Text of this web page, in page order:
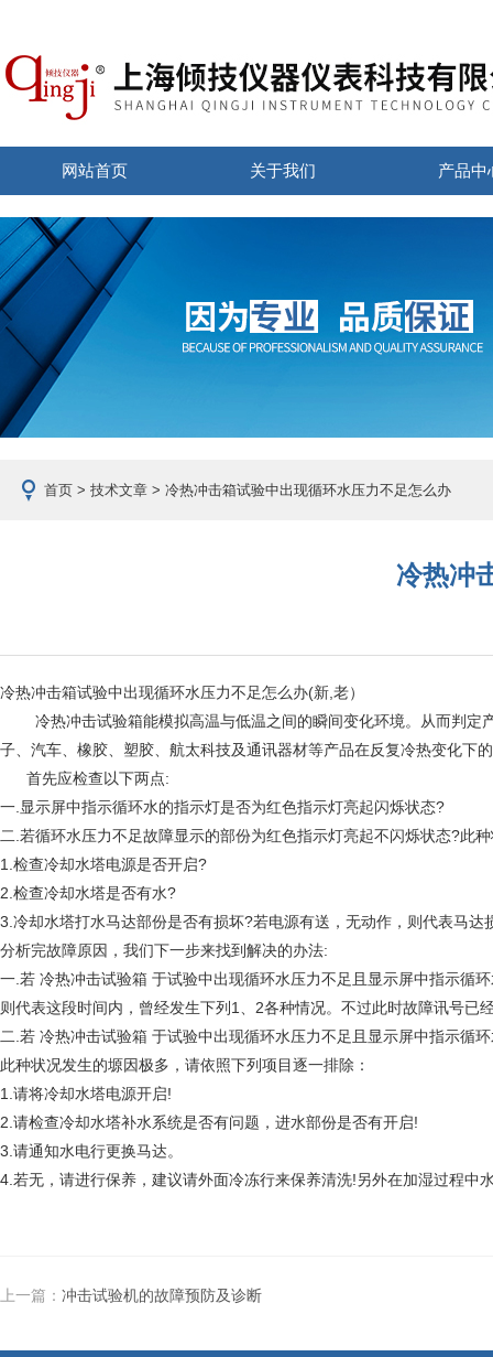
网站首页 关于我们 产品中
首页 > 技术文章 > 冷热冲击箱试验中出现循环水压力不足怎么办
冷热冲
冷热冲击箱试验中出现循环水压力不足怎么办(新,老）
冷热冲击试验箱能模拟高温与低温之间的瞬间变化环境。从而判定
子、汽车、橡胶、塑胶、航太科技及通讯器材等产品在反复冷热变化下
首先应检查以下两点:
一.显示屏中指示循环水的指示灯是否为红色指示灯亮起闪烁状态?
二.若循环水压力不足故障显示的部份为红色指示灯亮起不闪烁状态?此
1.检查冷却水塔电源是否开启?
2.检查冷却水塔是否有水?
3.冷却水塔打水马达部份是否有损坏?若电源有送，无动作，则代表马达
分析完故障原因，我们下一步来找到解决的办法:
一.若 冷热冲击试验箱 于试验中出现循环水压力不足且显示屏中指示循
则代表这段时间内，曾经发生下列1、2各种情况。不过此时故障讯号已
二.若 冷热冲击试验箱 于试验中出现循环水压力不足且显示屏中指示循
此种状况发生的塬因极多，请依照下列项目逐一排除：
1.请将冷却水塔电源开启!
2.请检查冷却水塔补水系统是否有问题，进水部份是否有开启!
3.请通知水电行更换马达。
4.若无，请进行保养，建议请外面冷冻行来保养清洗!另外在加湿过程
上一篇： 冲击试验机的故障预防及诊断